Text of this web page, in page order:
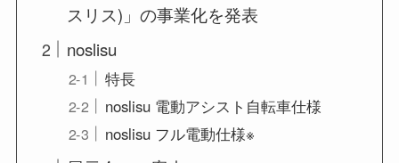
スリス)」の事業化を発表
noslisu
特長
noslisu 電動アシスト自転車仕様
noslisu フル電動仕様※